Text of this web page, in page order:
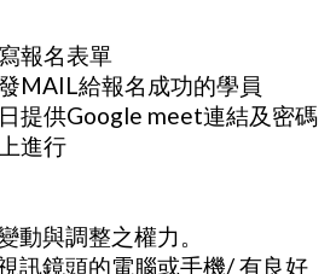
報名表單
MAIL給報名成功的學員
提供Google meet連結及密碼
進行
動與調整之權力。
訊鏡頭的電腦或手機/ 有良好